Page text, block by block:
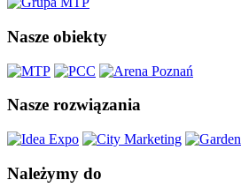
Nasze obiekty
Nasze rozwiązania
Należymy do